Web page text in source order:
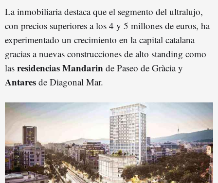
La inmobiliaria destaca que el segmento del ultralujo,
con precios superiores a los 4 y 5 millones de euros, ha
experimentado un crecimiento en la capital catalana
gracias a nuevas construcciones de alto standing como
las residencias Mandarin de Paseo de Gràcia y
Antares de Diagonal Mar.